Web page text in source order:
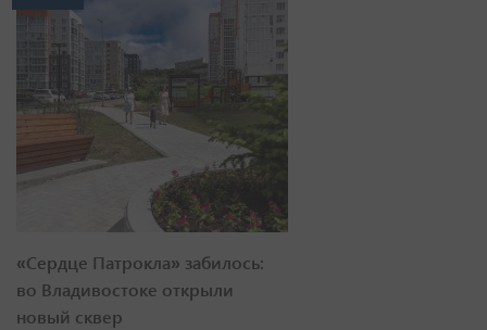
«Сердце Патрокла» забилось:
во Владивостоке открыли
новый сквер